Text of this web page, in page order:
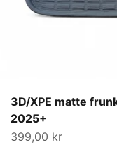
3D/XPE matte
2025+
Salgspris
399,00 kr